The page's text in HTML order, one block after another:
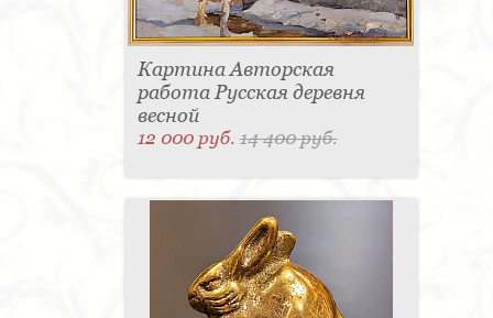
Картина Авторская
работа Русская деревня
весной
12 000 руб.14 400 руб.